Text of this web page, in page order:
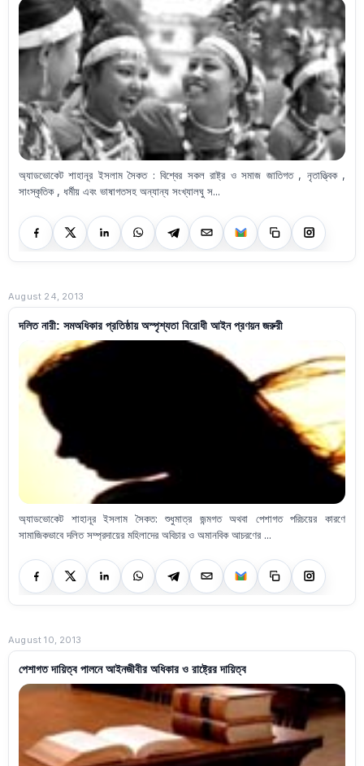
অ্যাডভোকেট শাহানূর ইসলাম সৈকত : বিশ্বের সকল রাষ্ট্র ও সমাজ জাতিগত , নৃতাত্ত্বিক ,
সাংস্কৃতিক , ধর্মীয় এবং ভাষাগতসহ অন্যান্য সংখ্যালঘু স...
August 24, 2013
দলিত নারী: সমঅধিকার প্রতিষ্ঠায় অস্পৃশ্যতা বিরোধী আইন প্রণয়ন জরুরী
অ্যাডভোকেট শাহানূর ইসলাম সৈকত: শুধুমাত্র জন্মগত অথবা পেশাগত পরিচয়ের কারণে
সামাজিকভাবে দলিত সম্প্রদায়ের মহিলাদের অবিচার ও অমানবিক আচরণের ...
August 10, 2013
পেশাগত দায়িত্ব পালনে আইনজীবীর অধিকার ও রাষ্ট্রের দায়িত্ব